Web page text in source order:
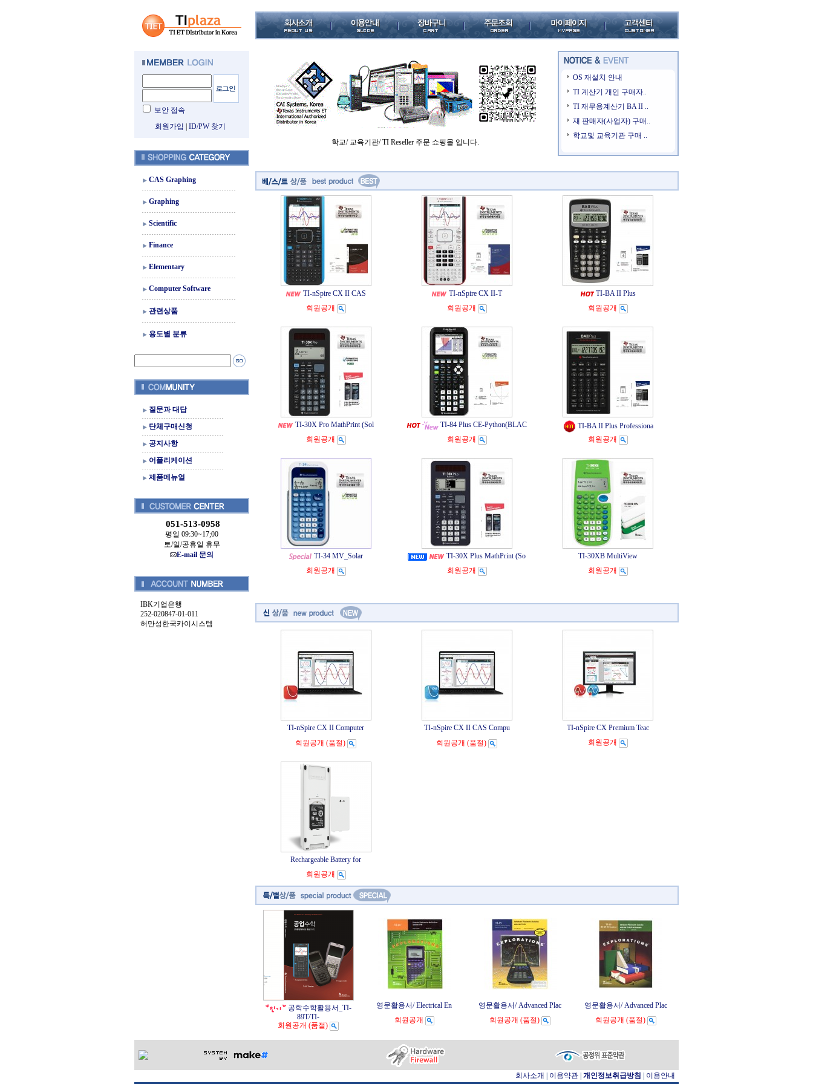
보안 접속
회원가입
ID/PW 찾기
CAS Graphing
Graphing
Scientific
Finance
Elementary
Computer Software
관련상품
용도별 분류
질문과 대답
단체구매신청
공지사항
어플리케이션
제품메뉴얼
051-513-0958
평일 09:30~17;00
토/일/공휴일 휴무
E-mail 문의
IBK기업은행
252-020847-01-011
허만성한국카이시스템
학교/ 교육기관/ TI Reseller 주문 쇼핑몰 입니다.
OS 재설치 안내
TI 계산기 개인 구매자..
TI 재무용계산기 BA II ..
재 판매자(사업자) 구매..
학교및 교육기관 구매 ..
TI-nSpire CX II CAS
회원공개
TI-nSpire CX II-T
회원공개
TI-BA II Plus
회원공개
TI-30X Pro MathPrint (Sol
회원공개
TI-84 Plus CE-Python(BLAC
회원공개
TI-BA II Plus Professiona
회원공개
TI-34 MV_Solar
회원공개
TI-30X Plus MathPrint (So
회원공개
TI-30XB MultiView
회원공개
TI-nSpire CX II Computer
회원공개 (품절)
TI-nSpire CX II CAS Compu
회원공개 (품절)
TI-nSpire CX Premium Teac
회원공개
Rechargeable Battery for
회원공개
공학수학활용서_TI-
89T/TI-
회원공개 (품절)
영문활용서/ Electrical En
회원공개
영문활용서/ Advanced Plac
회원공개 (품절)
영문활용서/ Advanced Plac
회원공개 (품절)
회사소개 이용약관 개인정보취급방침 이용안내